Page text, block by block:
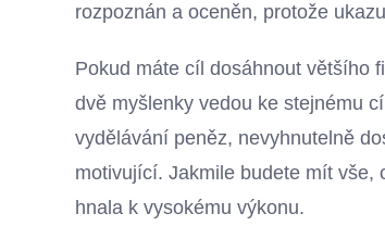
rozpoznán a oceněn, protože
Pokud máte cíl dosáhnout většího
dvě myšlenky vedou ke stejnému
vydělávání peněz, nevyhnutelně
motivující. Jakmile budete mít vše,
hnala k vysokému výkonu.